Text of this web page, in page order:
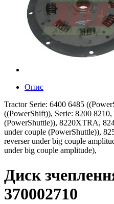
Опис
Tractor Serie: 6400 6485
((PowerShift)), Serie: 8200
(PowerShuttle)), 8220XTRA,
under couple (PowerShuttle)),
reverser under big couple
under big couple amplitude),
Диск
370002710